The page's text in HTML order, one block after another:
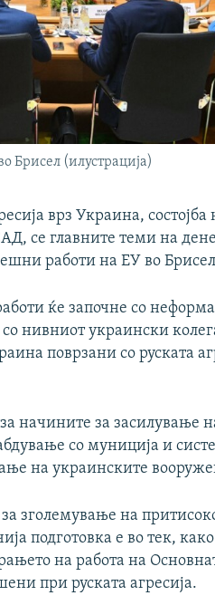
Брисел (илустрација)
врз Украина, состојба
се главните теми на
работи на ЕУ во
ќе започне со
нивниот украински
поврзани со руската
начините за засилување
со муниција и
на украинските
зголемување на
подготовка е во тек,
на работа на
при руската агресија.